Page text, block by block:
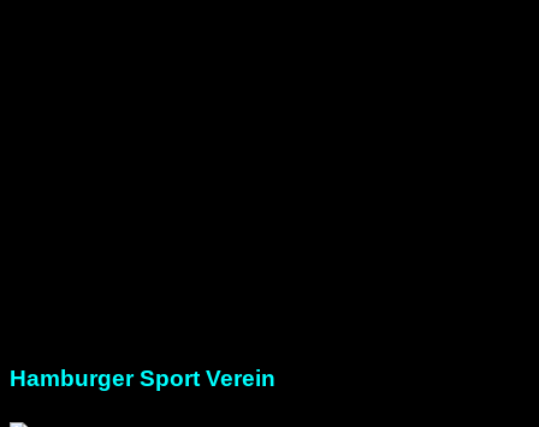
Hamburger Sport Verein